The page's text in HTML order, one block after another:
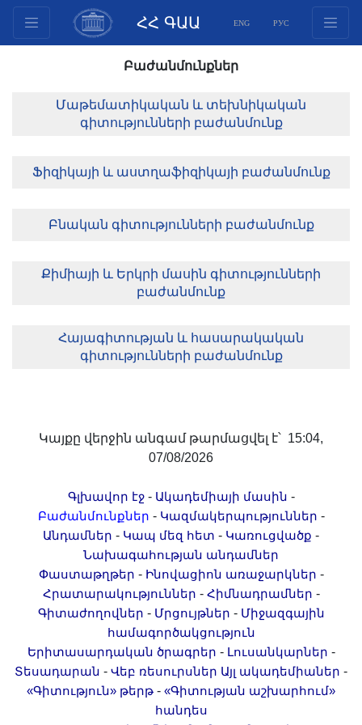
ՀՀ ԳԱԱ ENG РУС
անդամներ
Փաստաթղթեր
Հրատարակություններ
Գիտաժողովներ
Միջազգային
համագործակցություն
Այլ ակադեմիաներ
«Գիտության աշխարհում»
հանդես
Հրապարակումներ
Ազդեր
Հոբելյաններ
Համալսարաններ
Նորություններ
Գիտական արդյունքներ
Սփյուռքի գիտնականները
Բաժանմունքներ
Մաթեմատիկական և տեխնիկական
գիտությունների բաժանմունք
Ֆիզիկայի և աստղաֆիզիկայի բաժանմունք
Բնական գիտությունների բաժանմունք
Քիմիայի և Երկրի մասին գիտությունների
բաժանմունք
Հայագիտության և հասարակական
գիտությունների բաժանմունք
Կայքը վերջին անգամ թարմացվել է՝ 15:04,
07/08/2026
Գլխավոր էջ- Ակադեմիայի մասին -
Բաժանմունքներ - Կազմակերպություններ -
Անդամներ - Կապ մեզ հետ - Կառուցվածք -
Նախագահության անդամներ
Փաստաթղթեր - Ինովացիոն առաջարկներ -
Հրատարակություններ - Հիմնադրամներ -
Գիտաժողովներ - Մրցույթներ - Միջազգային
համագործակցություն
Երիտասարդական ծրագրեր - Լուսանկարներ -
Տեսադարան - Վեբ ռեսուրսներ Այլ ակադեմիաներ -
«Գիտություն» թերթ - «Գիտության աշխարհում»
հանդես